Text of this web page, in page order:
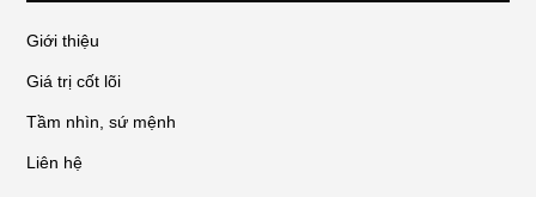
Giới thiệu
Giá trị cốt lõi
Tầm nhìn, sứ mệnh
Liên hệ